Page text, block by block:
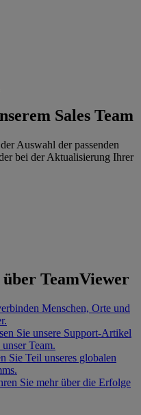
Sales Team
Auswahl der passenden
bei der Aktualisierung Ihrer
TeamViewer
Menschen, Orte und
Sie unsere Support-Artikel
Team.
Sie Teil unseres globalen
Sie mehr über die Erfolge